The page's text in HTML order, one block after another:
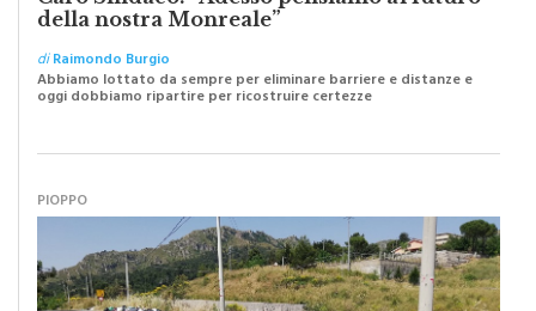
Caro Sindaco: “Adesso pensiamo al futuro
della nostra Monreale”
diRaimondo Burgio